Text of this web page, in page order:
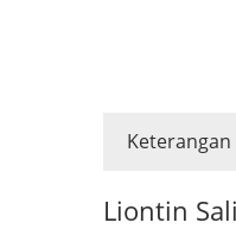
Keterangan
Liontin